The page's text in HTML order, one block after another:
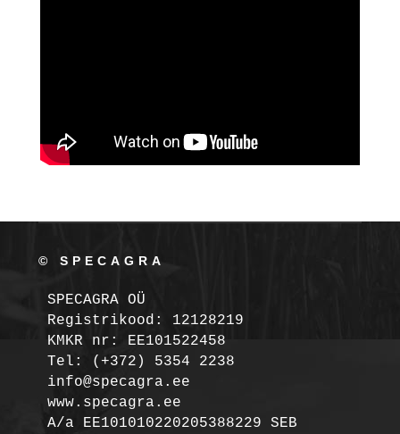
© SPECAGRA
SPECAGRA OÜ
Registrikood: 12128219
KMKR nr: EE101522458
Tel: (+372) 5354 2238
info@specagra.ee
A/a EE101010220205388229 SEB